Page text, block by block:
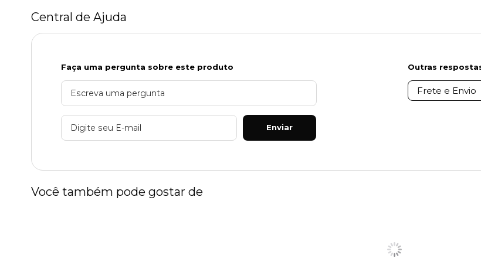
Central de Ajuda
Faça uma pergunta sobre este produto
Enviar
Outras
Frete e Envio
Você também pode gostar de